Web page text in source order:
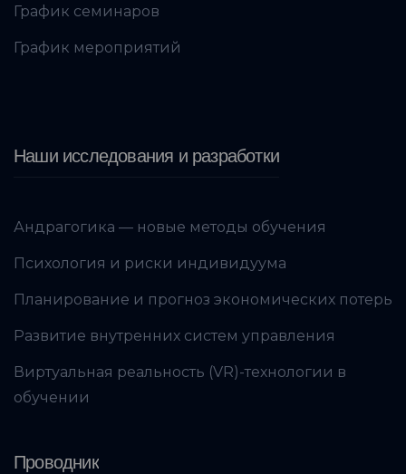
График семинаров
График мероприятий
Наши исследования и разработки
Андрагогика — новые методы обучения
Психология и риски индивидуума
Планирование и прогноз экономических потерь
Развитие внутренних систем управления
Виртуальная реальность (VR)-технологии в
обучении
Проводник